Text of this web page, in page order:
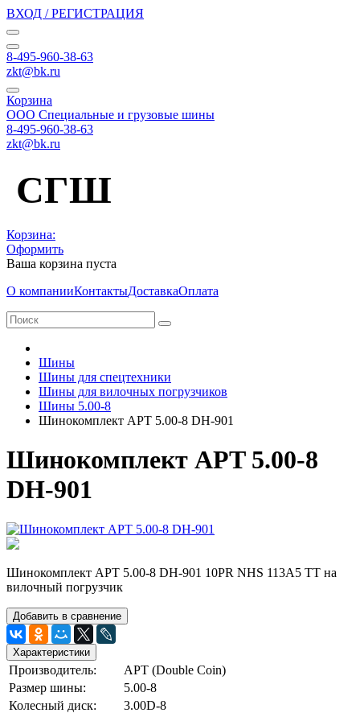
ВХОД / РЕГИСТРАЦИЯ
8-495-960-38-63
zkt@bk.ru
Корзина
ООО Специальные и грузовые шины
8-495-960-38-63
zkt@bk.ru
СГШ
Корзина:
Оформить
Ваша корзина пуста
О компанииКонтактыДоставкаОплата
Шины
Шины для спецтехники
Шины для вилочных погрузчиков
Шины 5.00-8
Шинокомплект APT 5.00-8 DH-901
Шинокомплект APT 5.00-8
DH-901
Шинокомплект APT 5.00-8 DH-901 10PR NHS 113A5 TT на
вилочный погрузчик
Добавить в сравнение
Характеристики
Производитель:
APT (Double Coin)
Размер шины:
5.00-8
Колесный диск:
3.00D-8